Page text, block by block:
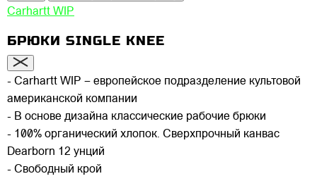
Carhartt WIP
БРЮКИ SINGLE KNEE
- Carhartt WIP – европейское подразделение культовой
американской компании
- В основе дизайна классические рабочие брюки
- 100% органический хлопок. Сверхпрочный канвас
Dearborn 12 унций
- Свободный крой